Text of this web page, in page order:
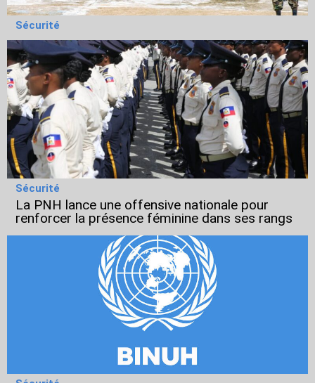
Sécurité
Sécurité
La PNH lance une offensive nationale pour
renforcer la présence féminine dans ses rangs